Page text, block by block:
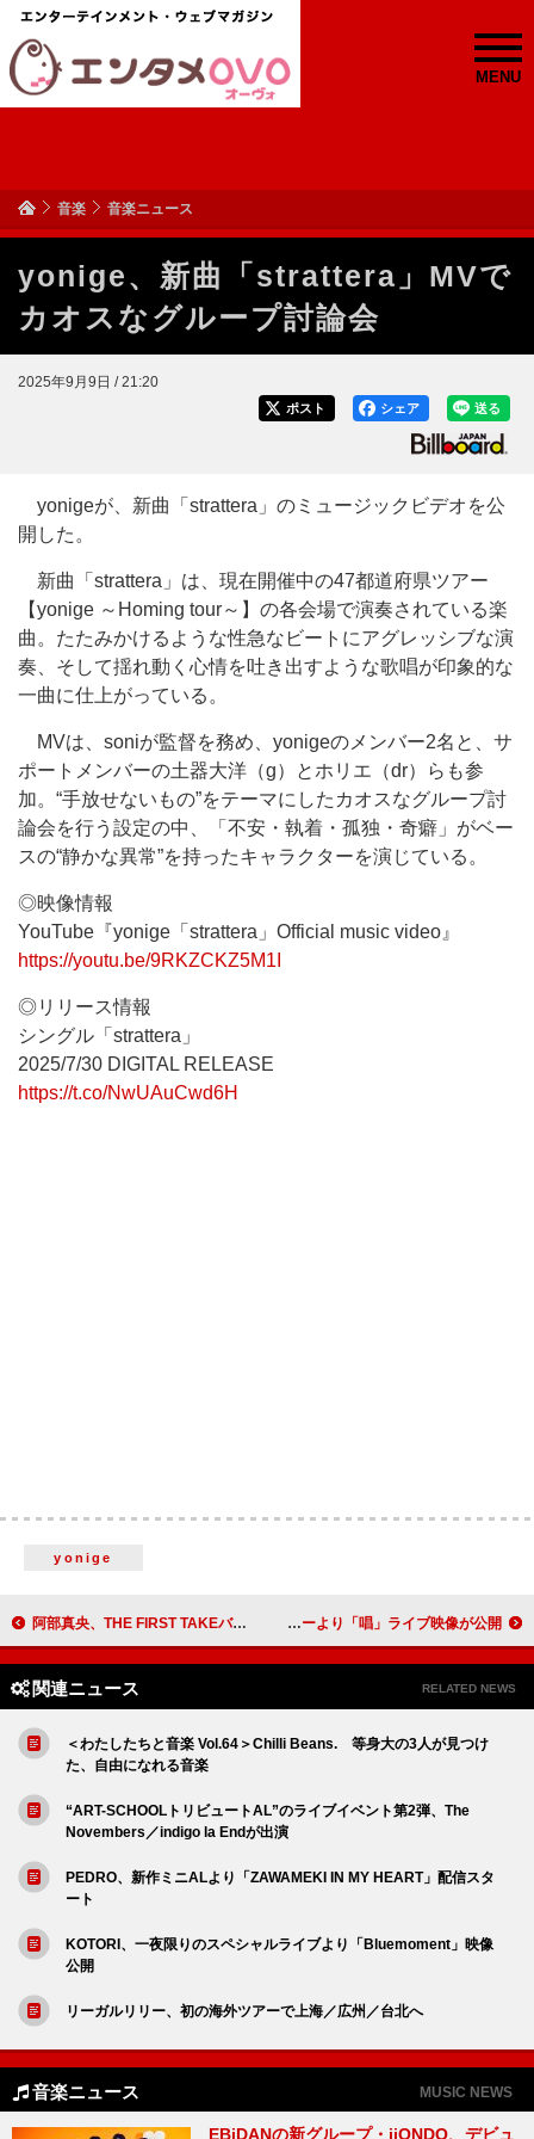
MENU
音楽 音楽ニュース
yonige、新曲「strattera」MVで
カオスなグループ討論会
2025年9月9日 / 21:20
送る
シェア
ポスト
yonigeが、新曲「strattera」のミュージックビデオを公
開した。
新曲「strattera」は、現在開催中の47都道府県ツアー
【yonige ～Homing tour～】の各会場で演奏されている楽
曲。たたみかけるような性急なビートにアグレッシブな演
奏、そして揺れ動く心情を吐き出すような歌唱が印象的な
一曲に仕上がっている。
MVは、soniが監督を務め、yonigeのメンバー2名と、サ
ポートメンバーの土器大洋（g）とホリエ（dr）らも参
加。“手放せないもの”をテーマにしたカオスなグループ討
論会を行う設定の中、「不安・執着・孤独・奇癖」がベー
スの“静かな異常”を持ったキャラクターを演じている。
◎映像情報
YouTube『yonige「strattera」Official music video』
https://youtu.be/9RKZCKZ5M1I
◎リリース情報
シングル「strattera」
2025/7/30 DIGITAL RELEASE
https://t.co/NwUAuCwd6H
yonige
阿部真央、THE FIRST TAKEバージョン「ストーカーの唄～3丁目、貴方の家～」配信リリース Adoのワールドツアーより「唱」ライブ映像が公開
関連ニュース RELATED NEWS
＜わたしたちと音楽 Vol.64＞Chilli Beans. 等身大の3人が見つけ
た、自由になれる音楽
“ART-SCHOOLトリビュートAL”のライブイベント第2弾、The
Novembers／indigo la Endが出演
PEDRO、新作ミニALより「ZAWAMEKI IN MY HEART」配信スタ
ート
KOTORI、一夜限りのスペシャルライブより「Bluemoment」映像
公開
リーガルリリー、初の海外ツアーで上海／広州／台北へ
音楽ニュース MUSIC NEWS
EBiDANの新グループ・iiONDO、デビュ